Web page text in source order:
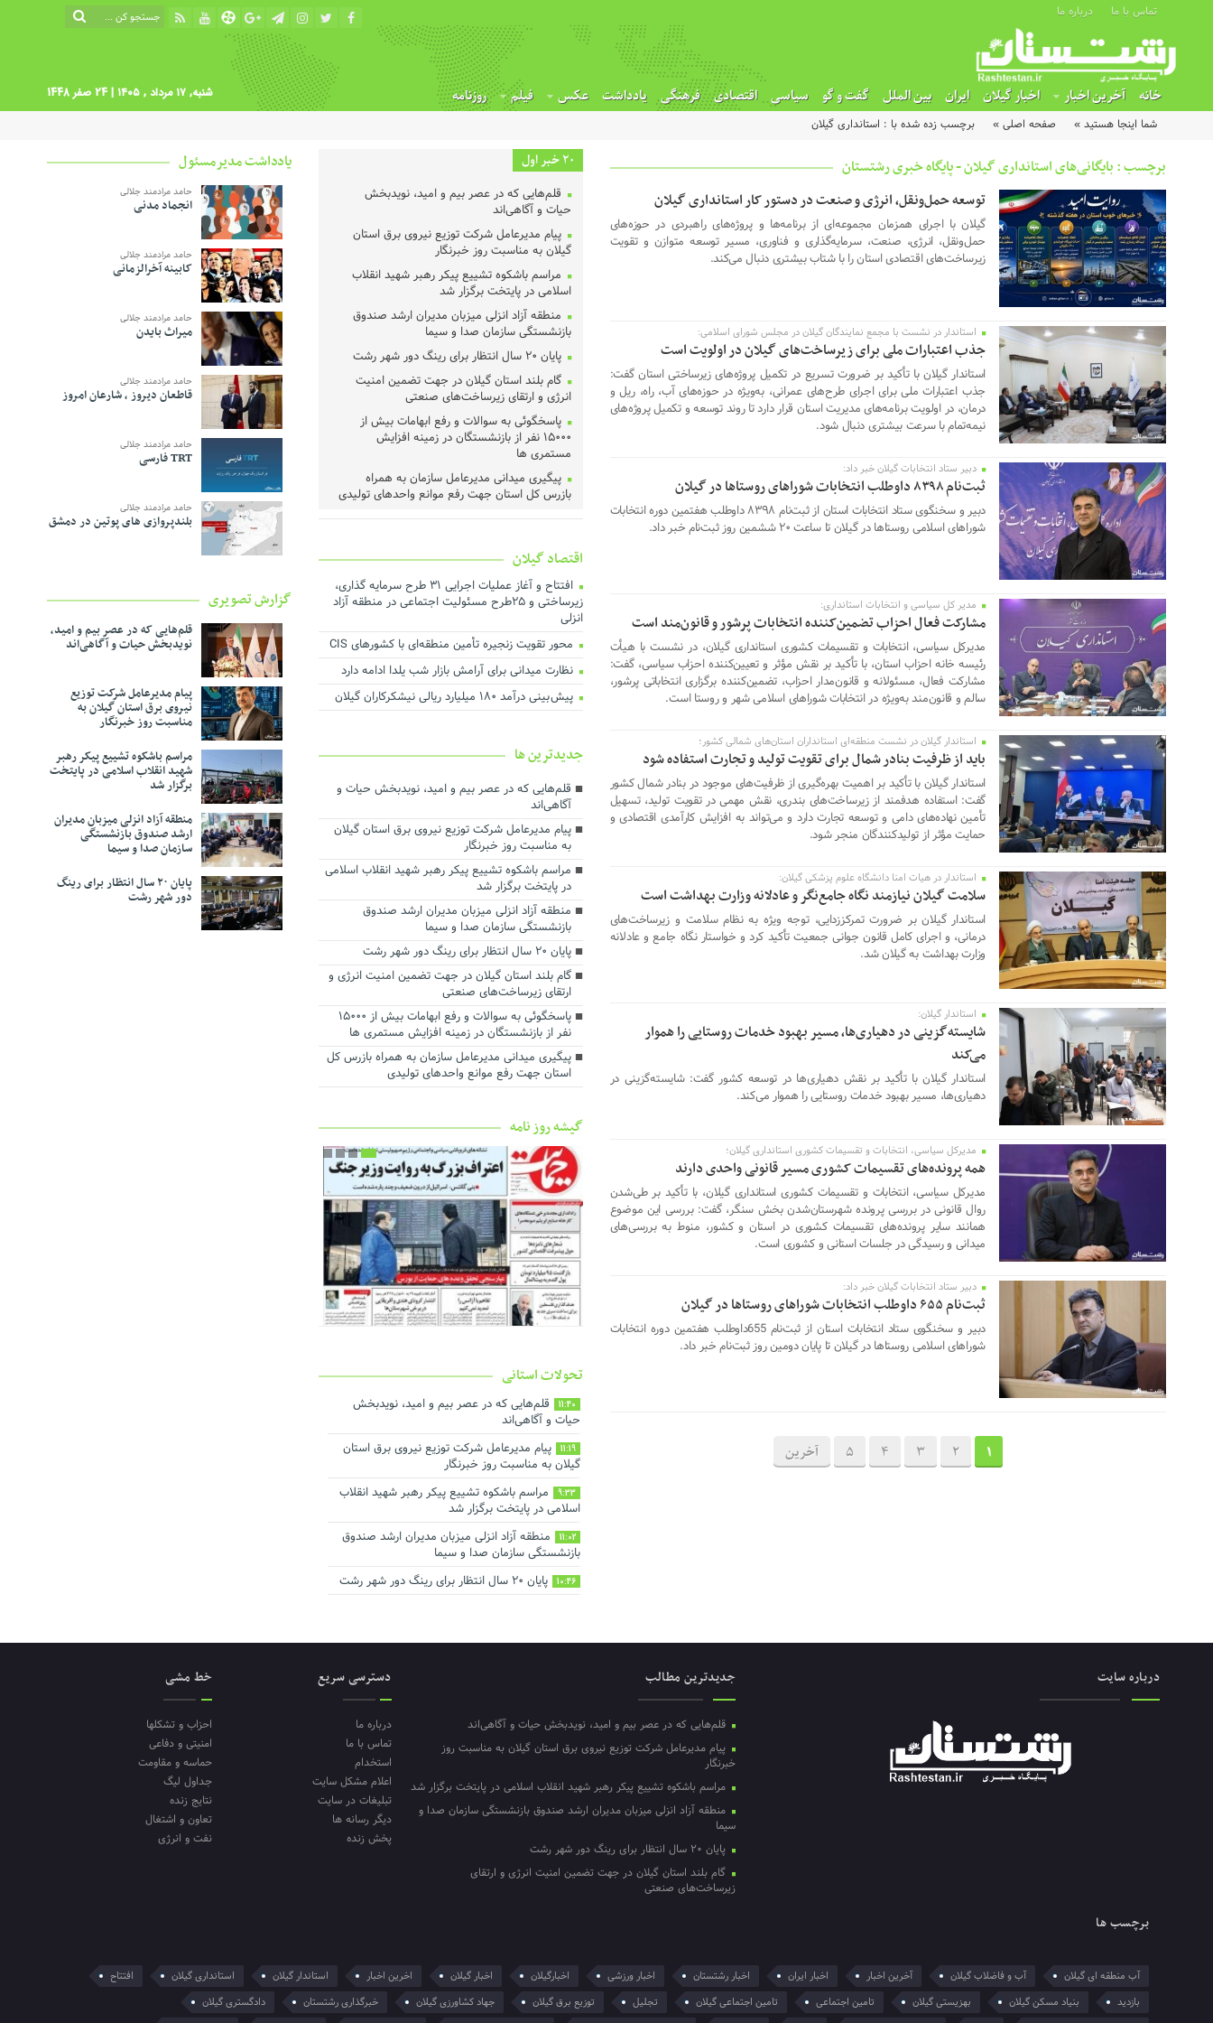
تماس با ما درباره ما
خانه آخرین اخبار اخبار گیلان ایران بین الملل گفت و گو سیاسی اقتصادی فرهنگی یادداشت عکس فیلم روزنامه شنبه, ۱۷ مرداد , ۱۴۰۵ | 24 صفر 1448
شما اینجا هستید » صفحه اصلی » برچسب زده شده با : استانداری گیلان
برچسب : بایگانی‌های استانداری گیلان - پایگاه خبری رشتستان
16 ژوئن 2026 توسعه حمل‌ونقل، انرژی و صنعت در دستور کار استانداری گیلان
گیلان با اجرای همزمان مجموعه‌ای از برنامه‌ها و پروژه‌های راهبردی در حوزه‌های
حمل‌ونقل، انرژی، صنعت، سرمایه‌گذاری و فناوری، مسیر توسعه متوازن و تقویت
زیرساخت‌های اقتصادی استان را با شتاب بیشتری دنبال می‌کند.
22 فوریه 2026
استاندار در نشست با مجمع نمایندگان گیلان در مجلس شورای اسلامی:
جذب اعتبارات ملی برای زیرساخت‌های گیلان در اولویت است
استاندار گیلان با تأکید بر ضرورت تسریع در تکمیل پروژه‌های زیرساختی استان گفت:
جذب اعتبارات ملی برای اجرای طرح‌های عمرانی، به‌ویژه در حوزه‌های آب، راه، ریل و
درمان، در اولویت برنامه‌های مدیریت استان قرار دارد تا روند توسعه و تکمیل پروژه‌های
نیمه‌تمام با سرعت بیشتری دنبال شود.
21 فوریه 2026
دبیر ستاد انتخابات گیلان خبر داد:
ثبت‌‌نام ۸۳۹۸ داوطلب انتخابات شوراهای روستاها در گیلان
دبیر و سخنگوی ستاد انتخابات استان از ثبت‌نام ۸۳۹۸ داوطلب هفتمین دوره انتخابات
شوراهای اسلامی روستاها در گیلان تا ساعت ۲۰ ششمین روز ثبت‌نام خبر داد.
17 فوریه 2026
مدیر کل سیاسی و انتخابات استانداری:
مشارکت فعال احزاب تضمین‌کننده انتخابات پرشور و قانون‌مند است
مدیرکل سیاسی، انتخابات و تقسیمات کشوری استانداری گیلان، در نشست با هیأت
رئیسه خانه احزاب استان، با تأکید بر نقش مؤثر و تعیین‌کننده احزاب سیاسی، گفت:
مشارکت فعال، مسئولانه و قانون‌مدار احزاب، تضمین‌کننده برگزاری انتخاباتی پرشور،
سالم و قانون‌مند به‌ویژه در انتخابات شوراهای اسلامی شهر و روستا است.
استاندار گیلان در نشست منطقه‌ای استانداران استان‌های شمالی کشور؛
باید از ظرفیت بنادر شمال برای تقویت تولید و تجارت استفاده شود
استاندار گیلان با تأکید بر اهمیت بهره‌گیری از ظرفیت‌های موجود در بنادر شمال کشور
گفت: استفاده هدفمند از زیرساخت‌های بندری، نقش مهمی در تقویت تولید، تسهیل
تأمین نهاده‌های دامی و توسعه تجارت دارد و می‌تواند به افزایش کارآمدی اقتصادی و
حمایت مؤثر از تولیدکنندگان منجر شود.
16 فوریه 2026
استاندار در هیات امنا دانشگاه علوم پزشکی گیلان:
سلامت گیلان نیازمند نگاه جامع‌نگر و عادلانه وزارت بهداشت است
استاندار گیلان بر ضرورت تمرکززدایی، توجه ویژه به نظام سلامت و زیرساخت‌های
درمانی، و اجرای کامل قانون جوانی جمعیت تأکید کرد و خواستار نگاه جامع و عادلانه
وزارت بهداشت به گیلان شد.
16 فوریه 2026
استاندار گیلان:
شایسته‌گزینی در دهیاری‌ها، مسیر بهبود خدمات روستایی را هموار
می‌کند
استاندار گیلان با تأکید بر نقش دهیاری‌ها در توسعه کشور گفت: شایسته‌گزینی در
دهیاری‌ها، مسیر بهبود خدمات روستایی را هموار می‌کند.
مدیرکل سیاسی، انتخابات و تقسیمات کشوری استانداری گیلان؛
همه پرونده‌های تقسیمات کشوری مسیر قانونی واحدی دارند
مدیرکل سیاسی، انتخابات و تقسیمات کشوری استانداری گیلان، با تأکید بر طی‌شدن
روال قانونی در بررسی پرونده شهرستان‌شدن بخش سنگر، گفت: بررسی این موضوع
همانند سایر پرونده‌های تقسیمات کشوری در استان و کشور، منوط به بررسی‌های
میدانی و رسیدگی در جلسات استانی و کشوری است.
دبیر ستاد انتخابات گیلان خبر داد:
ثبت‌‌نام ۶۵۵ داوطلب انتخابات شوراهای روستاها در گیلان
دبیر و سخنگوی ستاد انتخابات استان از ثبت‌نام 655داوطلب هفتمین دوره انتخابات
شوراهای اسلامی روستاها در گیلان تا پایان دومین روز ثبت‌نام خبر داد.
1
2
3
4
5 آخرین
20 خبر اول
قلم‌هایی که در عصر بیم و امید، نویدبخش
حیات و آگاهی‌اند
پیام مدیرعامل شرکت توزیع نیروی برق استان
گیلان به مناسبت روز خبرنگار ‌
مراسم باشکوه تشییع پیکر رهبر شهید انقلاب
اسلامی در پایتخت برگزار شد
منطقه آزاد انزلی میزبان مدیران ارشد صندوق
بازنشستگی سازمان صدا و سیما
پایان ۲۰ سال انتظار برای رینگ دور شهر رشت
گام بلند استان گیلان در جهت تضمین امنیت
انرژی و ارتقای زیرساخت‌های صنعتی
پاسخگوئی به سوالات و رفع ابهامات بیش از
۱۵۰۰۰ نفر از بازنشستگان در زمینه افزایش
مستمری ها
پیگیری میدانی مدیرعامل سازمان به همراه
بازرس کل استان جهت رفع موانع واحدهای تولیدی
حجاج
رئیس، اعضای شورا و شهردار رشت با رئیس‌ کل
دادگستری گیلان دیدار کردند ‌
عملیات اجرای طرح هادی آغاز شد
خرید تضمینی گندم در گیلان آغاز شد
لزوم اجماع رسانه‌ای برای نجات محیط‌زیست
گیلان
هم‌افزایی برای ارتقای فرهنگ مصرف و مدیریت
تأخیر در پرداخت تسهیلات، اثربخشی حمایت از
تولید را کاهش می‌دهد
درآمد پایدار کلید توسعه شهری است
اجرای بیش از ۵۰ پروژه آبرسانی در گیلان
ارزش روز ۴۰ میلیارد تومانی پروژه برق اضطراری
در شرکت آب منطقه‌ای گیلان
توسعه حمل‌ونقل، انرژی و صنعت در دستور کار
استانداری گیلان
رضایت بازنشستگان و بهبود معیشت و تکریم
آنها سرلوحه اهداف سازمانی است
اقتصاد گیلان
افتتاح و آغاز عملیات اجرایی ۳۱ طرح سرمایه گذاری،
زیرساختی و ۲۵طرح مسئولیت اجتماعی در منطقه آزاد
انزلی
محور تقویت زنجیره تأمین منطقه‌ای با کشورهای CIS
نظارت میدانی برای آرامش بازار شب یلدا ادامه دارد
پیش بینی درآمد ۱۸۰ میلیارد ریالی نیشکرکاران گیلان
جديدترين ها
قلم‌هایی که در عصر بیم و امید، نویدبخش حیات و
آگاهی‌اند
پیام مدیرعامل شرکت توزیع نیروی برق استان گیلان
به مناسبت روز خبرنگار ‌
مراسم باشکوه تشییع پیکر رهبر شهید انقلاب اسلامی
در پایتخت برگزار شد
منطقه آزاد انزلی میزبان مدیران ارشد صندوق
بازنشستگی سازمان صدا و سیما
پایان ۲۰ سال انتظار برای رینگ دور شهر رشت
گام بلند استان گیلان در جهت تضمین امنیت انرژی و
ارتقای زیرساخت‌های صنعتی
پاسخگوئی به سوالات و رفع ابهامات بیش از ۱۵۰۰۰
نفر از بازنشستگان در زمینه افزایش مستمری ها
پیگیری میدانی مدیرعامل سازمان به همراه بازرس کل
استان جهت رفع موانع واحدهای تولیدی
گیشه روز نامه
تحولات استانی
11:40
قلم‌هایی که در عصر بیم و امید، نویدبخش
حیات و آگاهی‌اند
11:19
پیام مدیرعامل شرکت توزیع نیروی برق استان
گیلان به مناسبت روز خبرنگار ‌
9:33
مراسم باشکوه تشییع پیکر رهبر شهید انقلاب
اسلامی در پایتخت برگزار شد
11:02
منطقه آزاد انزلی میزبان مدیران ارشد صندوق
بازنشستگی سازمان صدا و سیما
10:46 پایان ۲۰ سال انتظار برای رینگ دور شهر رشت
یادداشت مدیرمسئول
حامد مرادمند جلالی
انجماد مدنی
حامد مرادمند جلالی
کابینه آخرالزمانی
حامد مرادمند جلالی
میراث بایدن
حامد مرادمند جلالی
قاطعان دیروز ، شارعان امروز
حامد مرادمند جلالی
TRT فارسی
حامد مرادمند جلالی
بلندپروازی های پوتین در دمشق
گزارش تصویری
قلم‌هایی که در عصر بیم و امید،
نویدبخش حیات و آگاهی‌اند
پیام مدیرعامل شرکت توزیع
نیروی برق استان گیلان به
مناسبت روز خبرنگار ‌
مراسم باشکوه تشییع پیکر رهبر
شهید انقلاب اسلامی در پایتخت
برگزار شد
منطقه آزاد انزلی میزبان مدیران
ارشد صندوق بازنشستگی
سازمان صدا و سیما
پایان ۲۰ سال انتظار برای رینگ
دور شهر رشت
درباره سایت جدیدترین مطالب
قلم‌هایی که در عصر بیم و امید، نویدبخش حیات و آگاهی‌اند
پیام مدیرعامل شرکت توزیع نیروی برق استان گیلان به مناسبت روز
خبرنگار ‌
مراسم باشکوه تشییع پیکر رهبر شهید انقلاب اسلامی در پایتخت برگزار شد
منطقه آزاد انزلی میزبان مدیران ارشد صندوق بازنشستگی سازمان صدا و
سیما
پایان ۲۰ سال انتظار برای رینگ دور شهر رشت
گام بلند استان گیلان در جهت تضمین امنیت انرژی و ارتقای
زیرساخت‌های صنعتی
دسترسی سریع
درباره ما
تماس با ما
استخدام
اعلام مشکل سایت
تبلیغات در سایت
دیگر رسانه ها
پخش زنده
خط مشی
احزاب و تشکلها
امنیتی و دفاعی
حماسه و مقاومت
جداول لیگ
نتایج زنده
تعاون و اشتغال
نفت و انرژی
برچسب ها
آب منطقه ای گیلان آب و فاضلاب گیلان آخرین اخبار اخبار ایران اخبار رشتستان اخبار ورزشی اخبارگیلان اخبار گیلان اخرین اخبار استاندار گیلان استانداری گیلان
افتتاح
بازدید
بنیاد مسکن گیلان بهزیستی گیلان تامین اجتماعی تامین اجتماعی گیلان تجلیل توزیع برق گیلان جهاد کشاورزی گیلان خبرگذاری رشتستان
دادگستری گیلان